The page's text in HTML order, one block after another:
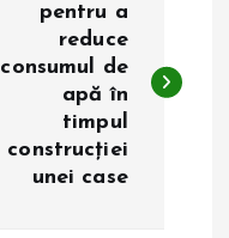
pentru a
reduce
consumul de
apă în
timpul
construcției
unei case